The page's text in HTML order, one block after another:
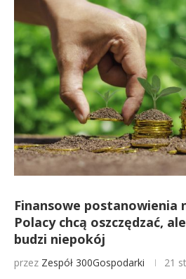
Finansowe postanowienia
Polacy chcą oszczędzać,
budzi niepokój
przez Zespół 300Gospodarki 21